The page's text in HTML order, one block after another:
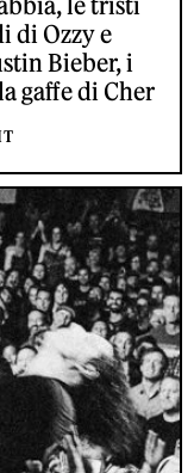
di Ozzy e
Bieber, i
gaffe di Cher